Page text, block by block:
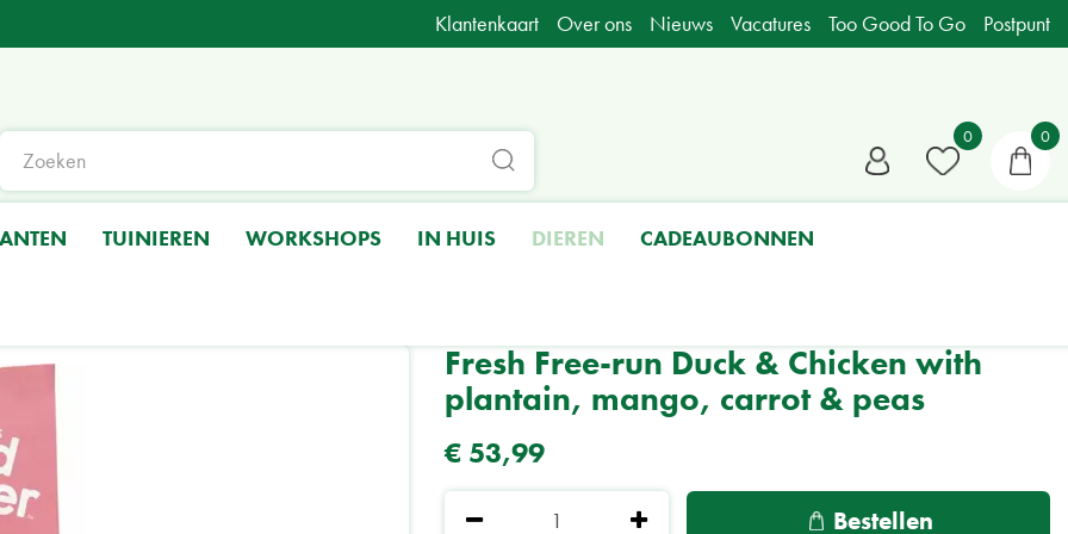
Klantenkaart Over ons Nieuws Vacatures Too Good To Go Postpunt
TUINIEREN WORKSHOPS IN HUIS DIEREN CADEAUBONNEN
Fresh Free-run Duck & Chicken with
plantain, mango, carrot & peas
€ 53,99